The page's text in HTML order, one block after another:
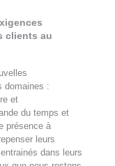
clients au
domaines :
et
du temps et
présence à
leurs
dans leurs